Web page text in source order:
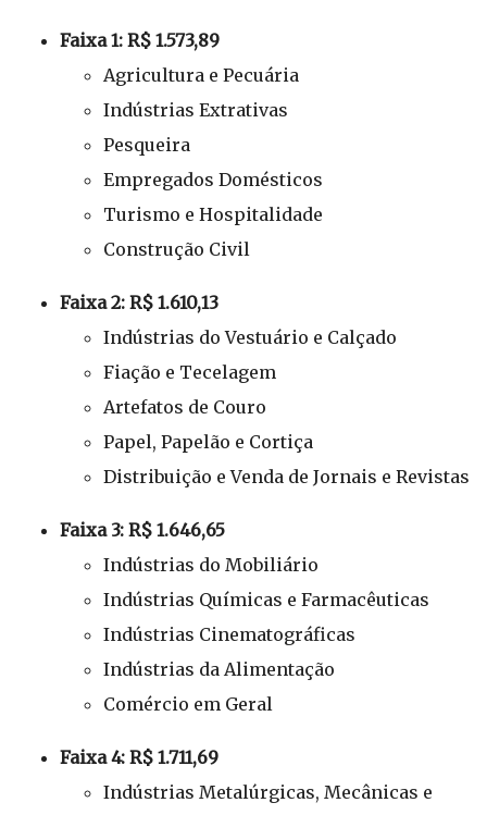
Faixa 1: R$ 1.573,89
Agricultura e Pecuária
Indústrias Extrativas
Pesqueira
Empregados Domésticos
Turismo e Hospitalidade
Construção Civil
Faixa 2: R$ 1.610,13
Indústrias do Vestuário e Calçado
Fiação e Tecelagem
Artefatos de Couro
Papel, Papelão e Cortiça
Distribuição e Venda de Jornais e Revistas
Faixa 3: R$ 1.646,65
Indústrias do Mobiliário
Indústrias Químicas e Farmacêuticas
Indústrias Cinematográficas
Indústrias da Alimentação
Comércio em Geral
Faixa 4: R$ 1.711,69
Indústrias Metalúrgicas, Mecânicas e